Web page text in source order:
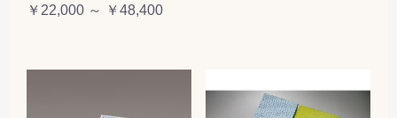
￥22,000 ～ ￥48,400